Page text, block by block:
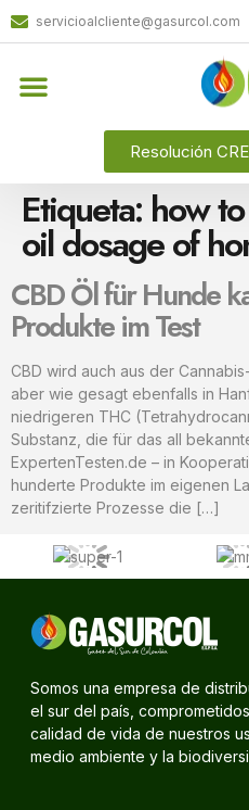
servicioalcliente@gasurcol.com
Resolución
Etiqueta: how
oil dosage of
CBD Öl für Hunde
Produkte im Test
CBD wird auch aus der
aber wie gesagt ebenfalls in
niedrigeren THC
Substanz, die für das all
ExpertenTesten.de – in
hunderte Produkte im eigenen
zeritifzierte Prozesse die […]
Somos una empresa de
el sur del país,
calidad de vida de nuestros
medio ambiente y la